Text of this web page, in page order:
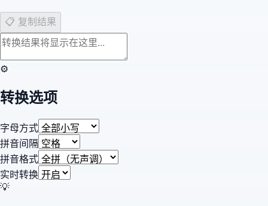
📋 复制结果
⚙️
转换选项
字母方式
拼音间隔
拼音格式
实时转换
💡